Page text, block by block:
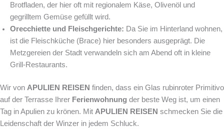
Brotfladen, der hier oft mit regionalem Käse, Olivenöl und
gegrilltem Gemüse gefüllt wird.
Orecchiette und Fleischgerichte: Da Sie im Hinterland wohnen,
ist die Fleischküche (Brace) hier besonders ausgeprägt. Die
Metzgereien der Stadt verwandeln sich am Abend oft in kleine
Grill-Restaurants.
Wir von APULIEN REISEN finden, dass ein Glas rubinroter Primitivo
auf der Terrasse Ihrer Ferienwohnung der beste Weg ist, um einen
Tag in Apulien zu krönen. Mit APULIEN REISEN schmecken Sie die
Leidenschaft der Winzer in jedem Schluck.